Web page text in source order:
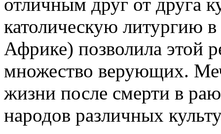
отличным друг от друга
католическую литургию
Африке) позволила этой
множество верующих.
жизни после смерти в
народов различных